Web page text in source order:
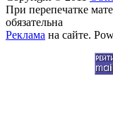
При перепечатке
обязательна
Реклама на сайте.